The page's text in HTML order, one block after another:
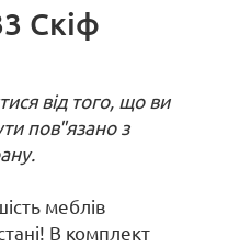
Скіф
від того, що ви
пов"язано з
меблів
В комплект